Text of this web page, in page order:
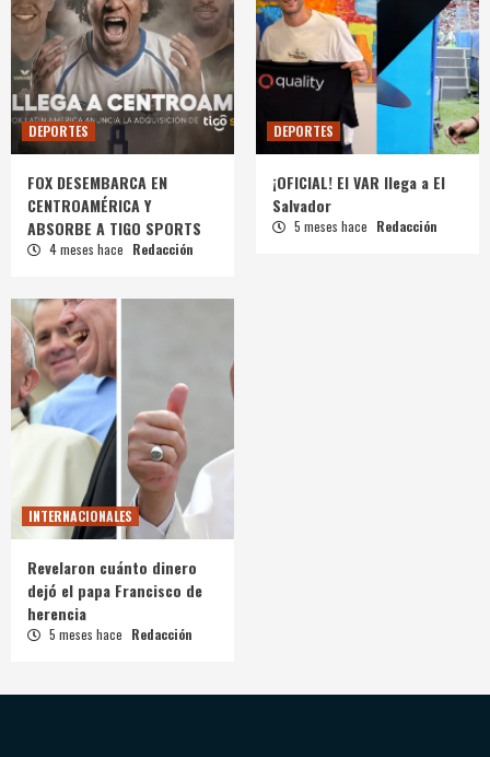
DEPORTES
FOX DESEMBARCA EN
CENTROAMÉRICA Y
ABSORBE A TIGO SPORTS
4 meses hace Redacción
DEPORTES
¡OFICIAL! El VAR llega a El
Salvador
5 meses hace Redacción
INTERNACIONALES
Revelaron cuánto dinero
dejó el papa Francisco de
herencia
5 meses hace Redacción